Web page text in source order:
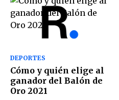
DEPORTES
Cómo y quién elige al
ganador del Balón de
Oro 2021